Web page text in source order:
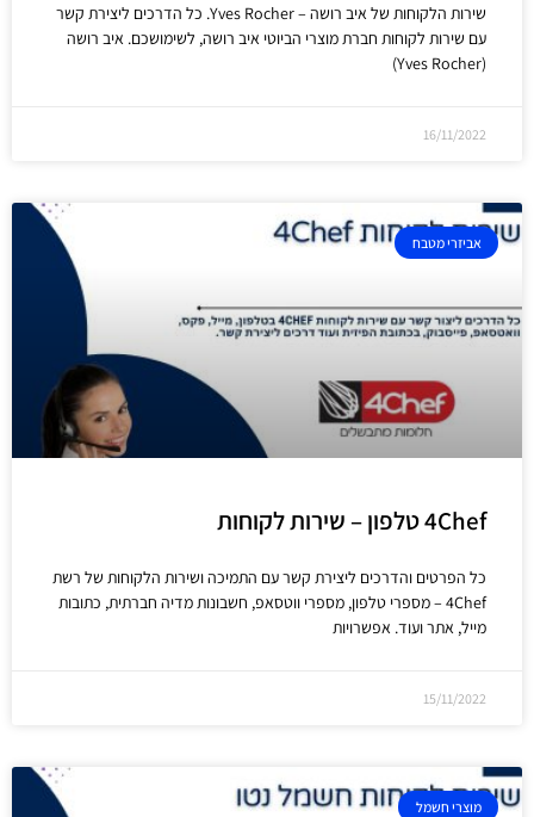
שירות הלקוחות של איב רושה – Yves Rocher. כל הדרכים ליצירת קשר
עם שירות לקוחות חברת מוצרי הביוטי איב רושה, לשימושכם. איב רושה
(Yves Rocher)
16/11/2022
אביזרי מטבח
4Chef טלפון – שירות לקוחות
כל הפרטים והדרכים ליצירת קשר עם התמיכה ושירות הלקוחות של רשת
4Chef – מספרי טלפון, מספרי ווטסאפ, חשבונות מדיה חברתית, כתובות
מייל, אתר ועוד. אפשרויות
15/11/2022
מוצרי חשמל